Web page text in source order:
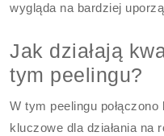
wygląda na bardziej
Jak działają
tym peelingu?
W tym peelingu
kluczowe dla działania na